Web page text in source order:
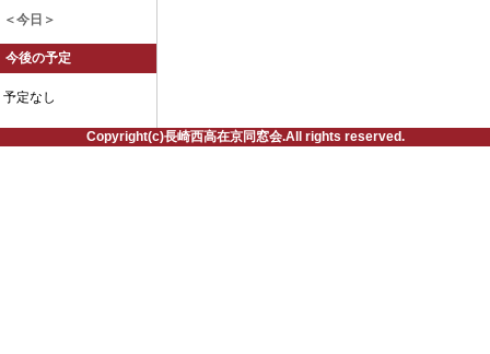
＜今日＞
今後の予定
予定なし
Copyright(c)長崎西高在京同窓会.All rights reserved.